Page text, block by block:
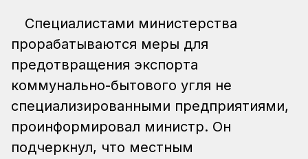
Специалистами министерства
прорабатываются меры для
предотвращения экспорта
коммунально-бытового угля не
специализированными предприятиями,
проинформировал министр. Он
подчеркнул, что местным